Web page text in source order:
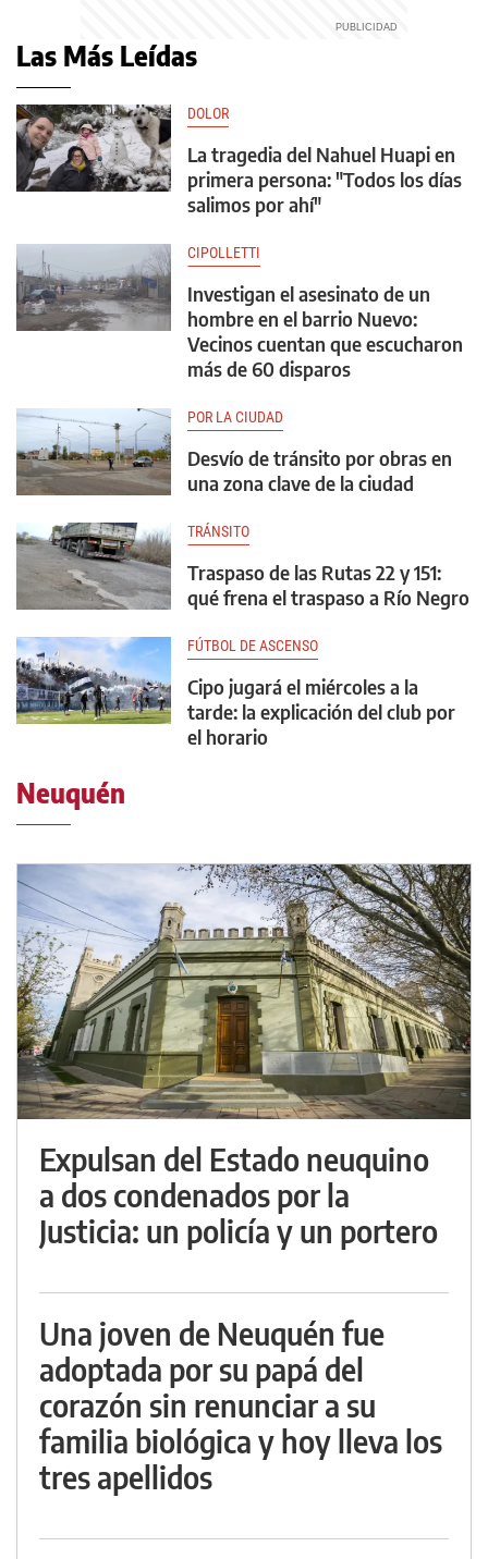
Las Más Leídas
DOLOR
La tragedia del Nahuel Huapi en
primera persona: "Todos los días
salimos por ahí"
CIPOLLETTI
Investigan el asesinato de un
hombre en el barrio Nuevo:
Vecinos cuentan que escucharon
más de 60 disparos
POR LA CIUDAD
Desvío de tránsito por obras en
una zona clave de la ciudad
TRÁNSITO
Traspaso de las Rutas 22 y 151:
qué frena el traspaso a Río Negro
FÚTBOL DE ASCENSO
Cipo jugará el miércoles a la
tarde: la explicación del club por
el horario
Neuquén
Expulsan del Estado neuquino
a dos condenados por la
Justicia: un policía y un portero
Una joven de Neuquén fue
adoptada por su papá del
corazón sin renunciar a su
familia biológica y hoy lleva los
tres apellidos